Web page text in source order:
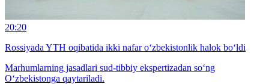
20:20
Rossiyada YTH oqibatida ikki nafar o‘zbekistonlik halok bo‘ldi
Marhumlarning jasadlari sud-tibbiy ekspertizadan so‘ng
O‘zbekistonga qaytariladi.